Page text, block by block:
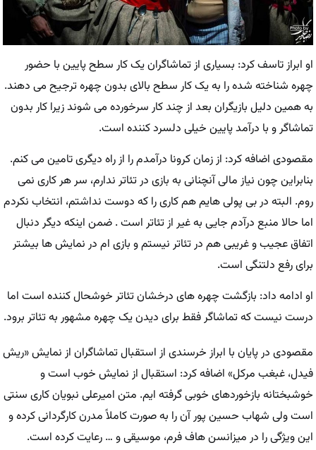
او ابراز تاسف کرد: بسیاری از تماشاگران یک کار سطح پایین با حضور
چهره شناخته شده را به یک کار سطح بالای بدون چهره ترجیح می دهند.
به همین دلیل بازیگران بعد از چند کار سرخورده می شوند زیرا کار بدون
تماشاگر و با درآمد پایین خیلی دلسرد کننده است.
مقصودی اضافه کرد: از زمان کرونا درآمدم را از راه دیگری تامین می کنم.
بنابراین چون نیاز مالی آنچنانی به بازی در تئاتر ندارم، سر هر کاری نمی
روم. البته در بی پولی هایم هم کاری را که دوست نداشتم، انتخاب نکردم
اما حالا منبع درآدم جایی به غیر از تئاتر است . ضمن اینکه دیگر دنبال
اتفاق عجیب و غریبی هم در تئاتر نیستم و بازی ام در نمایش ها بیشتر
برای رفع دلتنگی است.
او ادامه داد: بازگشت چهره های درخشان تئاتر خوشحال کننده است اما
درست نیست که تماشاگر فقط برای دیدن یک چهره مشهور به تئاتر برود.
مقصودی در پایان با ابراز خرسندی از استقبال تماشاگران از نمایش «ریش
فیدل، غبغب مرکل» اضافه کرد: استقبال از نمایش خوب است و
خوشبختانه بازخوردهای خوبی گرفته ایم. متن امیرعلی نبویان کاری سنتی
است ولی شهاب حسین پور آن را به صورت کاملاً مدرن کارگردانی کرده و
این ویژگی را در میزانسن هاف فرم، موسیقی و … رعایت کرده است.